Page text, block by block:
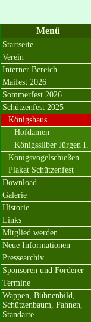
Menü
Startseite
Verein
Interner Bereich
Maifest 2026
Sommerfest 2026
Schützenfest 2025
Königshaus
Hofdamen
Königssilber Jürgen I.
Königsvogelschießen
Plakat Schützenfest
Download
Galerie
Historie
Links
Mitglied werden
Neue Informationen
Pressearchiv
Sponsoren und Förderer
Termine
Wappen, Bühnenbild,
Schützenbaum, Fahnen,
Standarte